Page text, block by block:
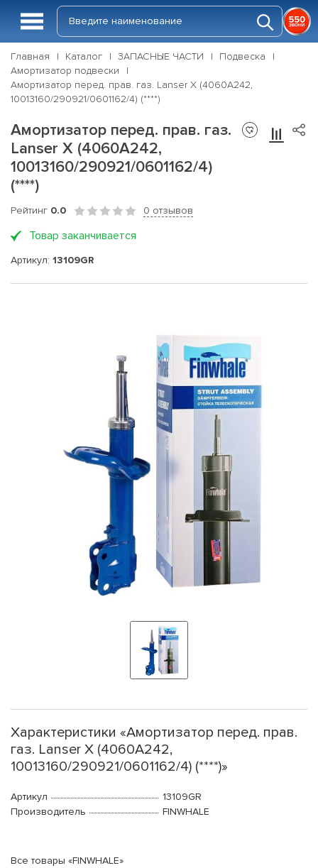
Главная Каталог ЗАПАСНЫЕ ЧАСТИ
Подвеска
Амортизатор подвески
Амортизатор перед. прав. газ. Lanser X (4060A242,
10013160/290921/0601162/4) (****)
Амортизатор перед. прав. газ.
Lanser X (4060A242,
10013160/290921/0601162/4)
(****)
Рейтинг 0.0 0 отзывов
Товар заканчивается
Артикул: 13109GR
Характеристики «Амортизатор перед. прав.
газ. Lanser X (4060A242,
10013160/290921/0601162/4) (****)»
Артикул
13109GR
Производитель
FINWHALE
Все товары «FINWHALE»